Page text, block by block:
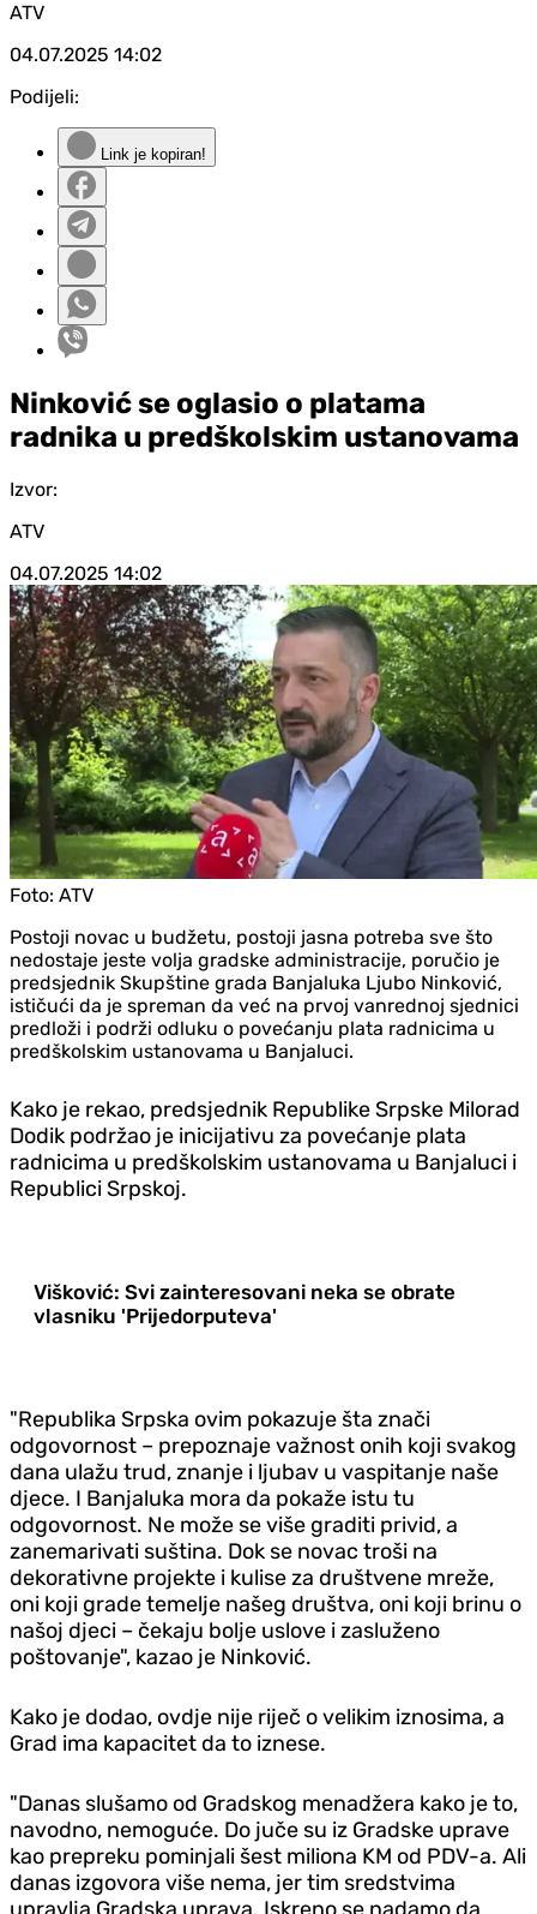
ATV
04.07.2025 14:02
Podijeli:
Link je kopiran!
Ninković se oglasio o platama
radnika u predškolskim ustanovama
Izvor:
ATV
04.07.2025 14:02
Foto: ATV
Postoji novac u budžetu, postoji jasna potreba sve što
nedostaje jeste volja gradske administracije, poručio je
predsjednik Skupštine grada Banjaluka Ljubo Ninković,
ističući da je spreman da već na prvoj vanrednoj sjednici
predloži i podrži odluku o povećanju plata radnicima u
predškolskim ustanovama u Banjaluci.
Kako je rekao, predsjednik Republike Srpske Milorad
Dodik podržao je inicijativu za povećanje plata
radnicima u predškolskim ustanovama u Banjaluci i
Republici Srpskoj.
Višković: Svi zainteresovani neka se obrate
vlasniku 'Prijedorputeva'
"Republika Srpska ovim pokazuje šta znači
odgovornost – prepoznaje važnost onih koji svakog
dana ulažu trud, znanje i ljubav u vaspitanje naše
djece. I Banjaluka mora da pokaže istu tu
odgovornost. Ne može se više graditi privid, a
zanemarivati suština. Dok se novac troši na
dekorativne projekte i kulise za društvene mreže,
oni koji grade temelje našeg društva, oni koji brinu o
našoj djeci – čekaju bolje uslove i zasluženo
poštovanje", kazao je Ninković.
Kako je dodao, ovdje nije riječ o velikim iznosima, a
Grad ima kapacitet da to iznese.
"Danas slušamo od Gradskog menadžera kako je to,
navodno, nemoguće. Do juče su iz Gradske uprave
kao prepreku pominjali šest miliona KM od PDV-a. Ali
danas izgovora više nema, jer tim sredstvima